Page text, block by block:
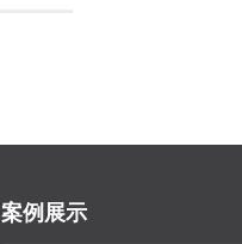
案例展示